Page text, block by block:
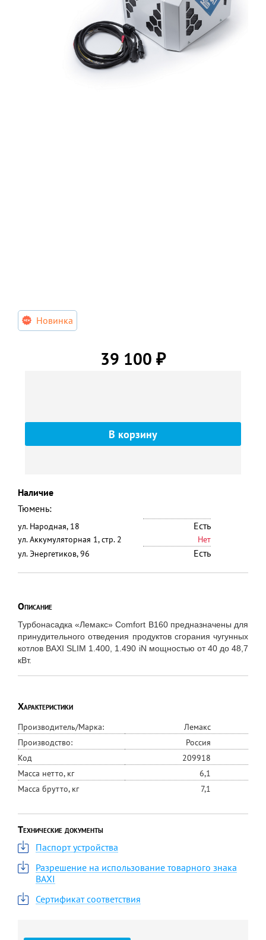
Новинка
39 100 ₽
Наличие
Тюмень:
ул. Народная, 18 Есть
ул. Аккумуляторная 1, стр. 2
Нет
ул. Энергетиков, 96
Есть
Описание
Турбонасадка «Лемакс» Comfort B160 предназначены для
принудительного отведения продуктов сгорания чугунных
котлов BAXI SLIM 1.400, 1.490 iN мощностью от 40 до 48,7
кВт.
Характеристики
Производитель/Марка:
Лемакс
Производство:
Россия
Код
209918
Масса нетто, кг
6,1
Масса брутто, кг
7,1
Технические документы
Паспорт устройства
Разрешение на использование товарного знака
BAXI
Сертификат соответствия